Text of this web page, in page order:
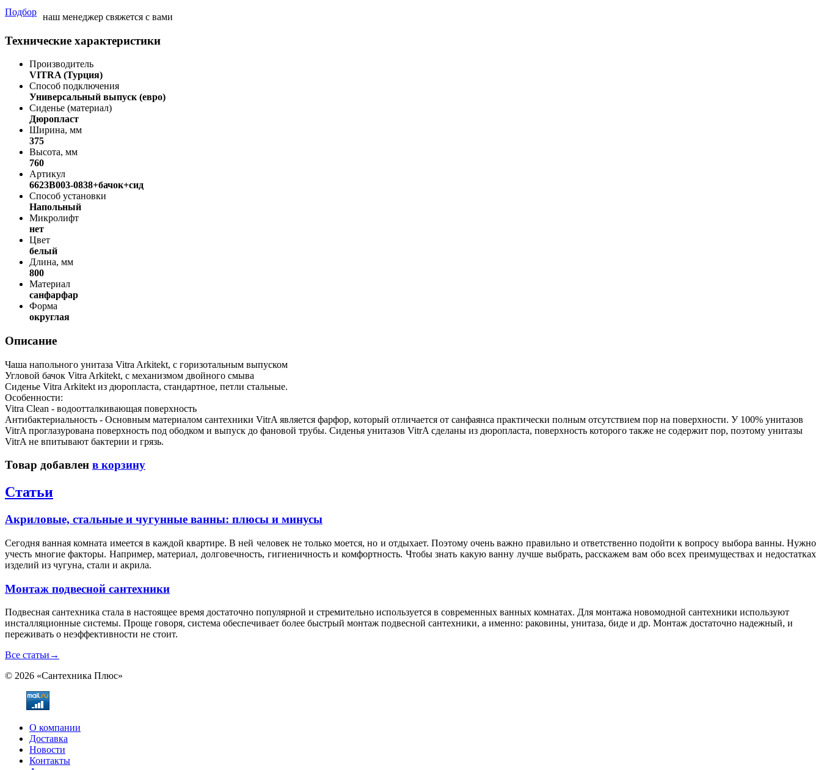
Подбор наш менеджер свяжется с вами
Технические характеристики
Производитель
VITRA (Турция)
Способ подключения
Универсальный выпуск (евро)
Сиденье (материал)
Дюропласт
Ширина, мм
375
Высота, мм
760
Артикул
6623В003-0838+бачок+сид
Способ установки
Напольный
Микролифт
нет
Цвет
белый
Длина, мм
800
Материал
санфарфар
Форма
округлая
Описание
Чаша напольного унитаза Vitra Arkitekt, с горизотальным выпуском
Угловой бачок Vitra Arkitekt, с механизмом двойного смыва
Сиденье Vitra Arkitekt из дюропласта, стандартное, петли стальные.
Особенности:
Vitra Clean - водоотталкивающая поверхность
Антибактериальность - Основным материалом сантехники VitrA является фарфор, который отличается от санфаянса практически полным отсутствием пор на поверхности. У 100% унитазов
VitrA проглазурована поверхность под ободком и выпуск до фановой трубы. Сиденья унитазов VitrA сделаны из дюропласта, поверхность которого также не содержит пор, поэтому унитазы
VitrA не впитывают бактерии и грязь.
Товар добавлен в корзину
Статьи
Акриловые, стальные и чугунные ванны: плюсы и минусы
Сегодня ванная комната имеется в каждой квартире. В ней человек не только моется, но и отдыхает. Поэтому очень важно правильно и ответственно подойти к вопросу выбора ванны. Нужно
учесть многие факторы. Например, материал, долговечность, гигиеничность и комфортность. Чтобы знать какую ванну лучше выбрать, расскажем вам обо всех преимуществах и недостатках
изделий из чугуна, стали и акрила.
Монтаж подвесной сантехники
Подвесная сантехника стала в настоящее время достаточно популярной и стремительно используется в современных ванных комнатах. Для монтажа новомодной сантехники используют
инсталляционные системы. Проще говоря, система обеспечивает более быстрый монтаж подвесной сантехники, а именно: раковины, унитаза, биде и др. Монтаж достаточно надежный, и
переживать о неэффективности не стоит.
Все статьи →
© 2026 «Сантехника Плюс»
О компании
Доставка
Новости
Контакты